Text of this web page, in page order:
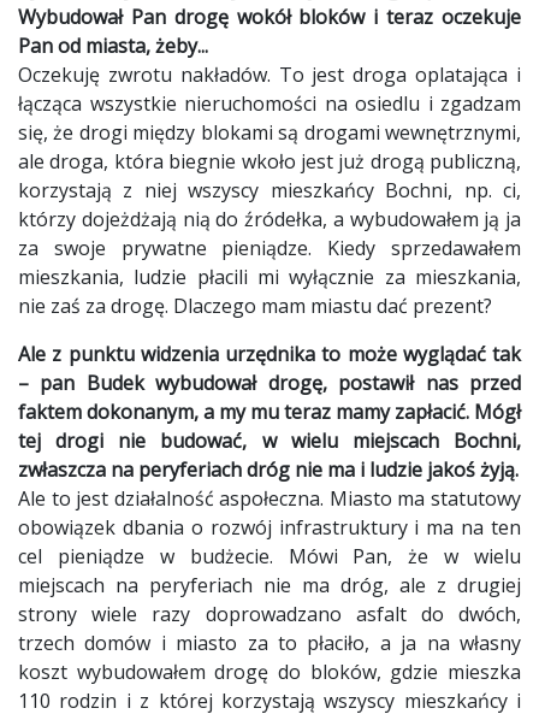
Wybudował Pan drogę wokół bloków i teraz oczekuje
Pan od miasta, żeby...
Oczekuję zwrotu nakładów. To jest droga oplatająca i
łącząca wszystkie nieruchomości na osiedlu i zgadzam
się, że drogi między blokami są drogami wewnętrznymi,
ale droga, która biegnie wkoło jest już drogą publiczną,
korzystają z niej wszyscy mieszkańcy Bochni, np. ci,
którzy dojeżdżają nią do źródełka, a wybudowałem ją ja
za swoje prywatne pieniądze. Kiedy sprzedawałem
mieszkania, ludzie płacili mi wyłącznie za mieszkania,
nie zaś za drogę. Dlaczego mam miastu dać prezent?
Ale z punktu widzenia urzędnika to może wyglądać tak
– pan Budek wybudował drogę, postawił nas przed
faktem dokonanym, a my mu teraz mamy zapłacić. Mógł
tej drogi nie budować, w wielu miejscach Bochni,
zwłaszcza na peryferiach dróg nie ma i ludzie jakoś żyją.
Ale to jest działalność aspołeczna. Miasto ma statutowy
obowiązek dbania o rozwój infrastruktury i ma na ten
cel pieniądze w budżecie. Mówi Pan, że w wielu
miejscach na peryferiach nie ma dróg, ale z drugiej
strony wiele razy doprowadzano asfalt do dwóch,
trzech domów i miasto za to płaciło, a ja na własny
koszt wybudowałem drogę do bloków, gdzie mieszka
110 rodzin i z której korzystają wszyscy mieszkańcy i